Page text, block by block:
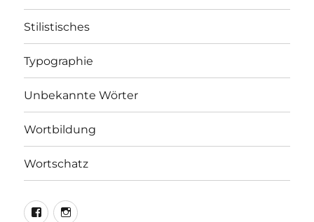
Stilistisches
Typographie
Unbekannte Wörter
Wortbildung
Wortschatz
LEO@Facebook
LEO@Instagram